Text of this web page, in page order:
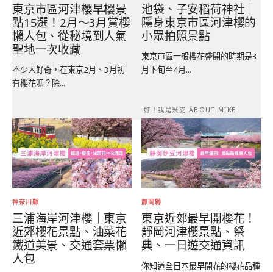
東京市區河津櫻早櫻景
點15選！2月～3月賞櫻
懶人包、從秘境到人氣
聖地一次收藏
不少人好奇，在東京2月、3月初
有櫻花嗎？除...
池袋、子安稻荷神社｜
隱身東京市區河津櫻的
小眾拍照景點
東京市區一般櫻花盛開的時期是3
月下旬至4月...
神奈川縣
三浦海岸河津櫻｜東京
近郊櫻花景點、油菜花
鐵道美景、交通套票懶
人包
靜岡縣
東京近郊最早開櫻花！
靜岡河津櫻景點、祭
典、一日遊交通資訊
你知道全日本最早開花的櫻花品種
好！我是米克 ABOUT MIKE